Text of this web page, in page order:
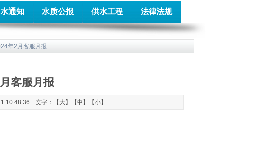
通知 水质公报 供水工程 法律法规
年2月客服月报
客服月报
10:48:36 文字：【 大】【中 】【小】